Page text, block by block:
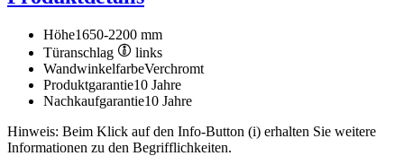
Höhe1650-2200 mm
Türanschlag
links
WandwinkelfarbeVerchromt
Produktgarantie10 Jahre
Nachkaufgarantie10 Jahre
Hinweis: Beim Klick auf den Info-Button (i) erhalten Sie weitere
Informationen zu den Begrifflichkeiten.